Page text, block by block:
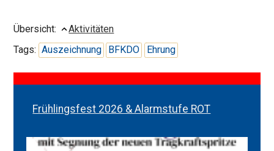
Übersicht:
Aktivitäten
Tags: Auszeichnung BFKDO Ehrung
Frühlingsfest 2026 & Alarmstufe ROT